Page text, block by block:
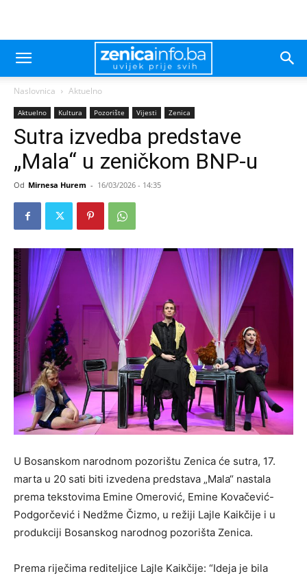
Naslovnica Aktuelno
Aktuelno Kultura Pozorište Vijesti Zenica
Sutra izvedba predstave
„Mala“ u zeničkom BNP-u
Od Mirnesa Hurem - 16/03/2026 - 14:35
U Bosanskom narodnom pozorištu Zenica će sutra, 17.
marta u 20 sati biti izvedena predstava „Mala“ nastala
prema tekstovima Emine Omerović, Emine Kovačević-
Podgorčević i Nedžme Čizmo, u režiji Lajle Kaikčije i u
produkciji Bosanskog narodnog pozorišta Zenica.
Prema riječima rediteljice Lajle Kaikčije: “Ideja je bila